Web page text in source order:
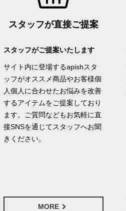
スタッフが直接ご提案
スタッフがご提案いたします
サイト内に登場するapishスタ
ッフがオススメ商品やお客様個
人個人に合わせたお悩みを改善
するアイテムをご提案しており
ます。ご質問などもお気軽に直
接SNSを通じてスタッフへお聞
きください。
MORE